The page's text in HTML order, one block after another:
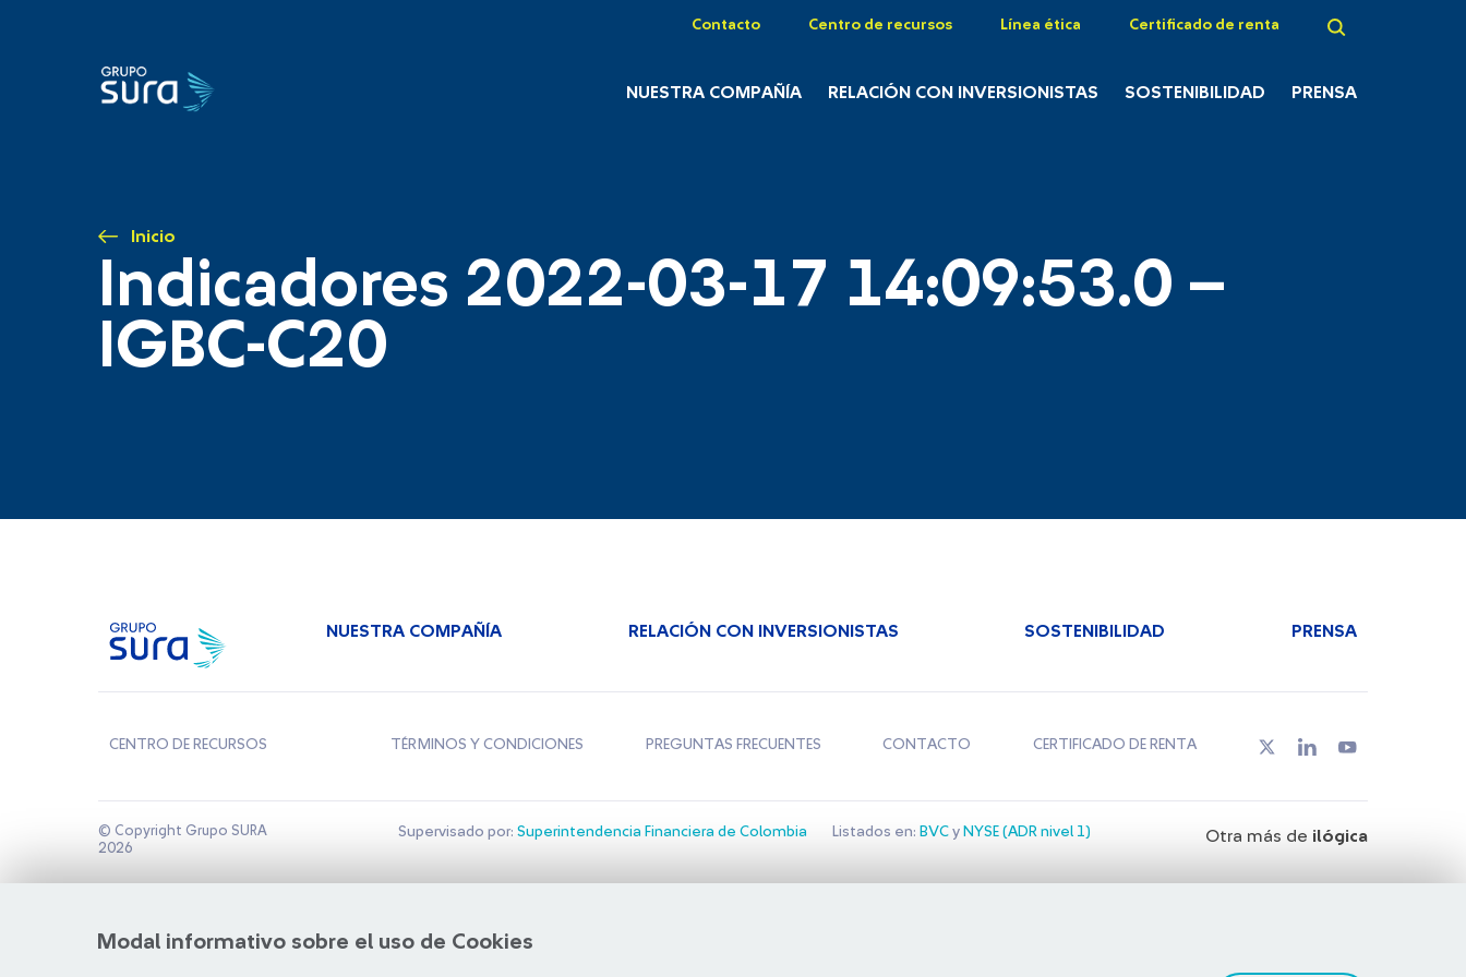
Contacto Centro de recursos Línea ética Certificado de renta
NUESTRA COMPAÑÍA RELACIÓN CON INVERSIONISTAS SOSTENIBILIDAD PRENSA
Inicio
Indicadores 2022-03-17 14:09:53.0 –
IGBC-C20
Modal informativo sobre el uso de Cookies
NUESTRA COMPAÑÍA RELACIÓN CON INVERSIONISTAS SOSTENIBILIDAD PRENSA
CENTRO DE RECURSOS TÉRMINOS Y CONDICIONES PREGUNTAS FRECUENTES CONTACTO CERTIFICADO DE RENTA
© Copyright Grupo SURA
2026
Supervisado por: Superintendencia Financiera de Colombia Listados en: BVCy NYSE (ADR nivel 1) Otra más de ilógica